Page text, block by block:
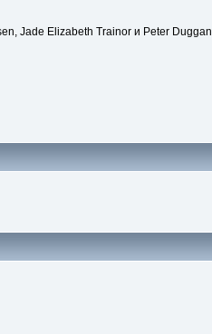
Jade Elizabeth Trainor и Peter Duggan